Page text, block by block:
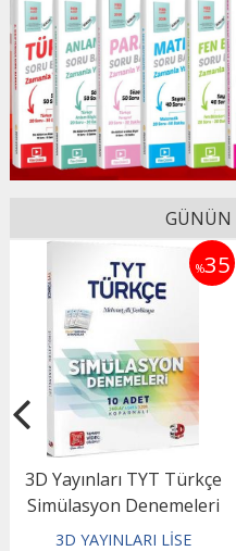
GÜNÜN
%20
Yeni Nesil Yayınları AYT
Matematik Soru Kitabı
YENİ NESİL YAYINCILIK